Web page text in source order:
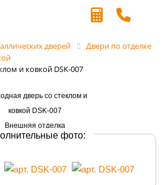
дверей
Двери по отделке
и ковкой DSK-007
фото: